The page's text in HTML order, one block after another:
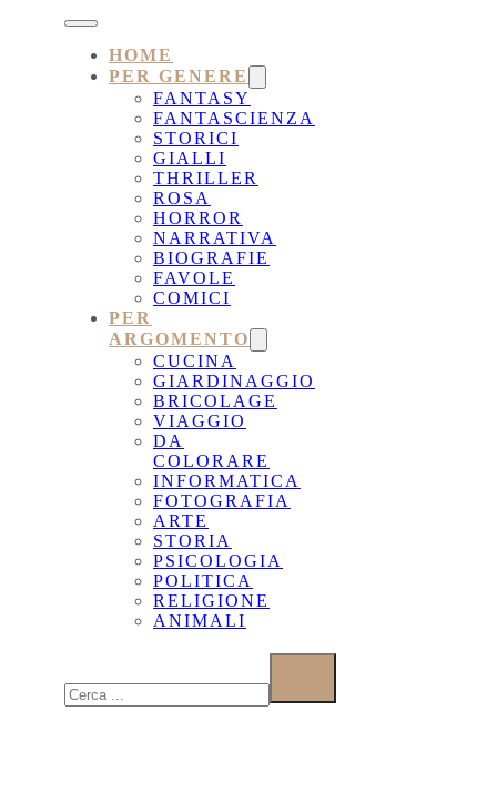
HOME
PER GENERE
FANTASY
FANTASCIENZA
STORICI
GIALLI
THRILLER
ROSA
HORROR
NARRATIVA
BIOGRAFIE
FAVOLE
COMICI
PER
ARGOMENTO
CUCINA
GIARDINAGGIO
BRICOLAGE
VIAGGIO
DA
COLORARE
INFORMATICA
FOTOGRAFIA
ARTE
STORIA
PSICOLOGIA
POLITICA
RELIGIONE
ANIMALI